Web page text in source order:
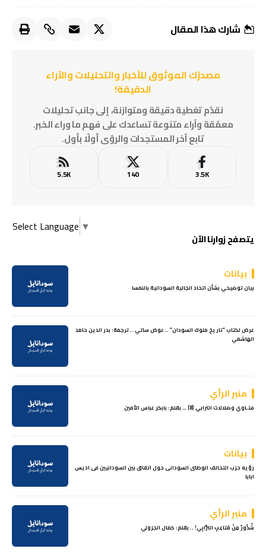
شارك هذا المقال
مصدرُك الموثوق للأخبار والتحليلات والآراء
الدقيقة!
نقدّم تغطية دقيقة ومتوازنة، إلى جانب تحليلات
معمّقة وآراء متنوعة تساعدك على فهم ما وراء الخبر.
تابع آخر المستجدات والرؤى أولًا بأول.
3.5K
140
5.5K
Select Language ▼
يتصفح زوارنا الآن
بيانات
بيان توضيحي بشأن اتحاد الجالية السودانية بالنمسا
عرض لكتاب “تاريخ ملوك السودان” .. عوض ساتي .. ترجمة: بدر الدين حامد
الهاشمي
منبر الرأي
فتـاوي وضلالات الترابي (8) … بقلم: بابكر عباس الأمين
بيانات
رؤيه حزب التحالف الوطنى السودانى حول اتفاق بين السودانيين فى اديس
ابابا
منبر الرأي
شُذُورٌ مِنْ مَتاعِبِ التُّرَابِي! .. بقلم: كمال الجزولي